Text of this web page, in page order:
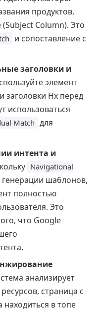
продуктов,
Column). Это
и сопоставление с
заголовки и
элемент
заголовки Hx перед
использоваться
Match для
интента и
Navigational
генерации шаблонов,
полностью
Это
что Google
анализирует
ресурсов, страница с
в топе